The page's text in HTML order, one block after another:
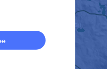
Carte de la pollution
Taches thermiques
MARCHE